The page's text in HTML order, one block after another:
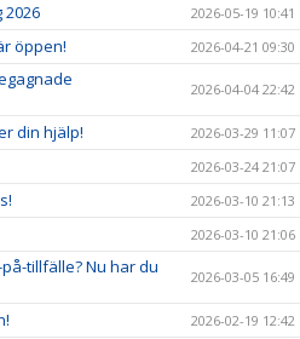
2026-05-19 10:41
öppen! 2026-04-21 09:30
2026-04-04 22:42
din hjälp! 2026-03-29 11:07
2026-03-24 21:07
2026-03-10 21:13
2026-03-10 21:06
tillfälle? Nu har du
2026-03-05 16:49
2026-02-19 12:42